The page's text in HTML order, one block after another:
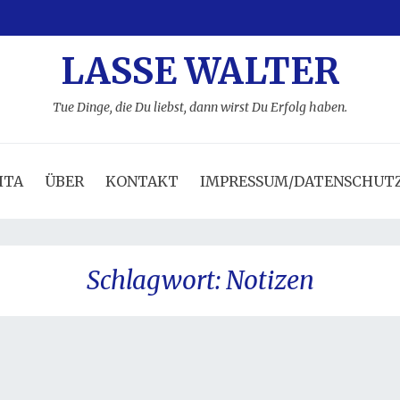
LASSE WALTER
Tue Dinge, die Du liebst, dann wirst Du Erfolg haben.
ÜBER KONTAKT IMPRESSUM/
Schlagwort:Notizen